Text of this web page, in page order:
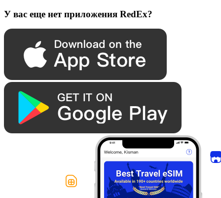
У вас еще нет приложения RedEx?